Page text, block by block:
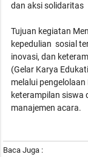
dan aksi solidaritas
Tujuan kegiatan
kepedulian sosial
inovasi, dan
(Gelar Karya
melalui
keterampilan siswa
manajemen acara.
Baca Juga :